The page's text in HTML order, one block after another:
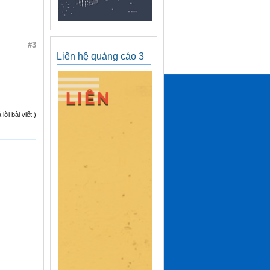
#3
lời bài viết.)
Liên hệ quảng cáo 3